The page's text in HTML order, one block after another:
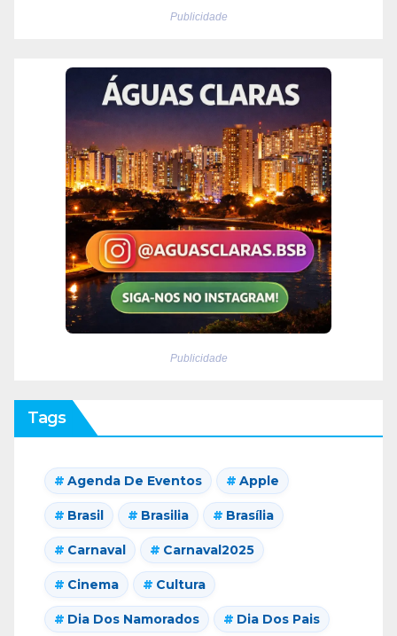
Publicidade
Publicidade
Tags
Agenda De Eventos Apple
Brasil Brasilia Brasília
Carnaval Carnaval2025
Cinema Cultura
Dia Dos Namorados Dia Dos Pais